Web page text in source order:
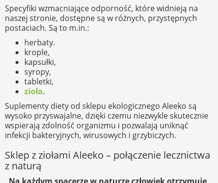
Specyfiki wzmacniające odporność, które widnieją na
naszej stronie, dostępne są w różnych, przystępnych
postaciach. Są to m.in.:
herbaty.
krople,
kapsułki,
syropy,
tabletki,
zioła.
Suplementy diety od sklepu ekologicznego Aleeko są
wysoko przyswajalne, dzięki czemu niezwykle skutecznie
wspierają zdolność organizmu i pozwalają uniknąć
infekcji bakteryjnych, wirusowych i grzybiczych.
Sklep z ziołami Aleeko – połączenie lecznictwa
z naturą